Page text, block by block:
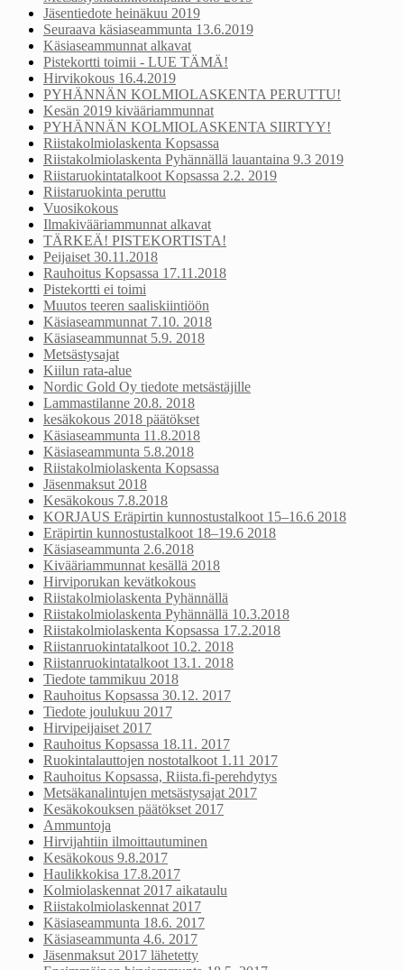
Jäsentiedote heinäkuu 2019
Seuraava käsiaseammunta 13.6.2019
Käsiaseammunnat alkavat
Pistekortti toimii - LUE TÄMÄ!
Hirvikokous 16.4.2019
PYHÄNNÄN KOLMIOLASKENTA PERUTTU!
Kesän 2019 kivääriammunnat
PYHÄNNÄN KOLMIOLASKENTA SIIRTYY!
Riistakolmiolaskenta Kopsassa
Riistakolmiolaskenta Pyhännällä lauantaina 9.3 2019
Riistaruokintatalkoot Kopsassa 2.2. 2019
Riistaruokinta peruttu
Vuosikokous
Ilmakivääriammunnat alkavat
TÄRKEÄ! PISTEKORTISTA!
Peijaiset 30.11.2018
Rauhoitus Kopsassa 17.11.2018
Pistekortti ei toimi
Muutos teeren saaliskiintiöön
Käsiaseammunnat 7.10. 2018
Käsiaseammunnat 5.9. 2018
Metsästysajat
Kiilun rata-alue
Nordic Gold Oy tiedote metsästäjille
Lammastilanne 20.8. 2018
kesäkokous 2018 päätökset
Käsiaseammunta 11.8.2018
Käsiaseammunta 5.8.2018
Riistakolmiolaskenta Kopsassa
Jäsenmaksut 2018
Kesäkokous 7.8.2018
KORJAUS Eräpirtin kunnostustalkoot 15–16.6 2018
Eräpirtin kunnostustalkoot 18–19.6 2018
Käsiaseammunta 2.6.2018
Kivääriammunnat kesällä 2018
Hirviporukan kevätkokous
Riistakolmiolaskenta Pyhännällä
Riistakolmiolaskenta Pyhännällä 10.3.2018
Riistakolmiolaskenta Kopsassa 17.2.2018
Riistanruokintatalkoot 10.2. 2018
Riistanruokintatalkoot 13.1. 2018
Tiedote tammikuu 2018
Rauhoitus Kopsassa 30.12. 2017
Tiedote joulukuu 2017
Hirvipeijaiset 2017
Rauhoitus Kopsassa 18.11. 2017
Ruokintalauttojen nostotalkoot 1.11 2017
Rauhoitus Kopsassa, Riista.fi-perehdytys
Metsäkanalintujen metsästysajat 2017
Kesäkokouksen päätökset 2017
Ammuntoja
Hirvijahtiin ilmoittautuminen
Kesäkokous 9.8.2017
Haulikkokisa 17.8.2017
Kolmiolaskennat 2017 aikataulu
Riistakolmiolaskennat 2017
Käsiaseammunta 18.6. 2017
Käsiaseammunta 4.6. 2017
Jäsenmaksut 2017 lähetetty